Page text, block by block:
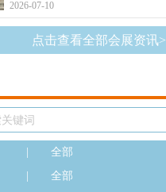
2026-07-10
点击查看全部会展资讯>
全部
全部